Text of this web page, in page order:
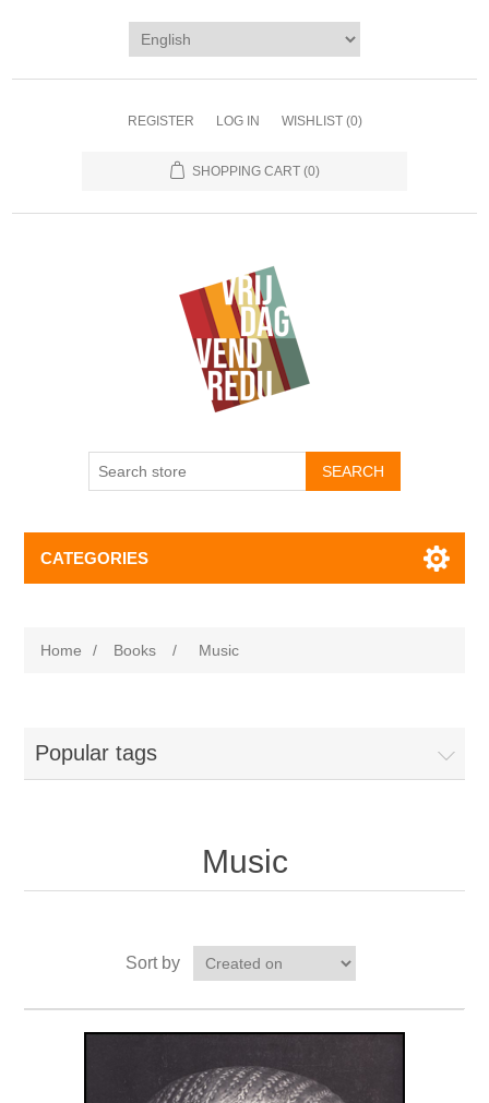
REGISTER LOG IN WISHLIST (0)
SHOPPING CART (0)
CATEGORIES
Home / Books / Music
Popular tags
Music
Sort by